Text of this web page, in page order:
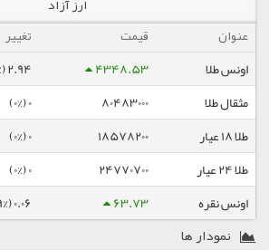
عنوان
قیمت تغییر
اونس طلا
4348.53
2.94 (0.07%)
مثقال طلا
80483000
0 (0%)
طلا ۱۸ عیار
18578200
0 (0%)
طلا ۲۴ عیار
24770700
0 (0%)
اونس نقره
63.73
0.06 (0.09%)
نمودار ها